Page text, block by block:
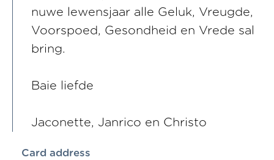
nuwe lewensjaar alle Geluk, Vreugde,
Voorspoed, Gesondheid en Vrede sal
bring.
Baie liefde
Jaconette, Janrico en Christo
Card address